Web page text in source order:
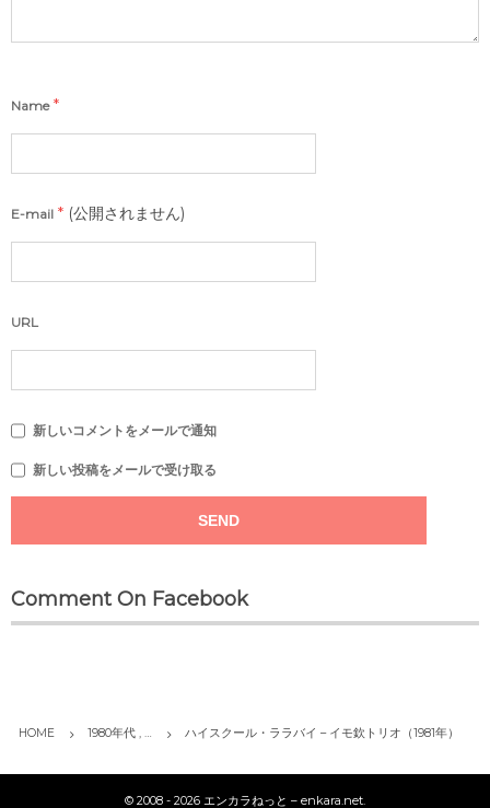
Name *
E-mail * (公開されません)
URL
新しいコメントをメールで通知
新しい投稿をメールで受け取る
Comment On Facebook
HOME 1980年代 , … ハイスクール・ララバイ – イモ欽トリオ（1981年）
© 2008 - 2026 エンカラねっと – enkara.net.